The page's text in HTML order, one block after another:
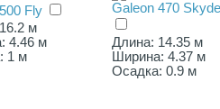
Fly
м
4.46 м
1 м
Galeon 470
Длина: 14.35 м
Ширина: 4.37 м
Осадка: 0.9 м